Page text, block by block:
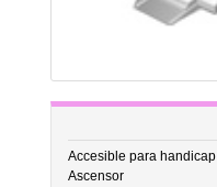
Accesible para handicap
Ascensor